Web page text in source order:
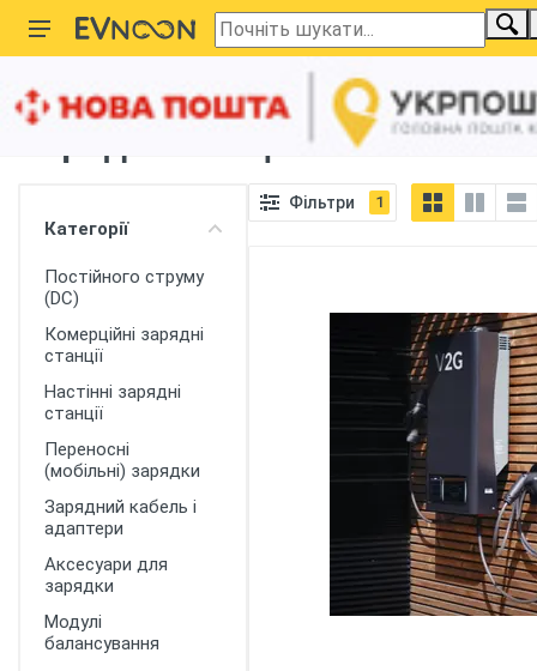
Головна Зарядні станції 22 кВт
Зарядні станції 22 кВт
Категорії
Постійного струму
(DC)
Комерційні зарядні
станції
Настінні зарядні
станції
Переносні
(мобільні) зарядки
Зарядний кабель і
адаптери
Аксесуари для
зарядки
Модулі
балансування
Фільтри 1